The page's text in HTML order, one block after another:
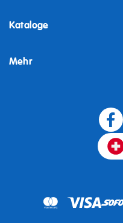
Kataloge
Mehr